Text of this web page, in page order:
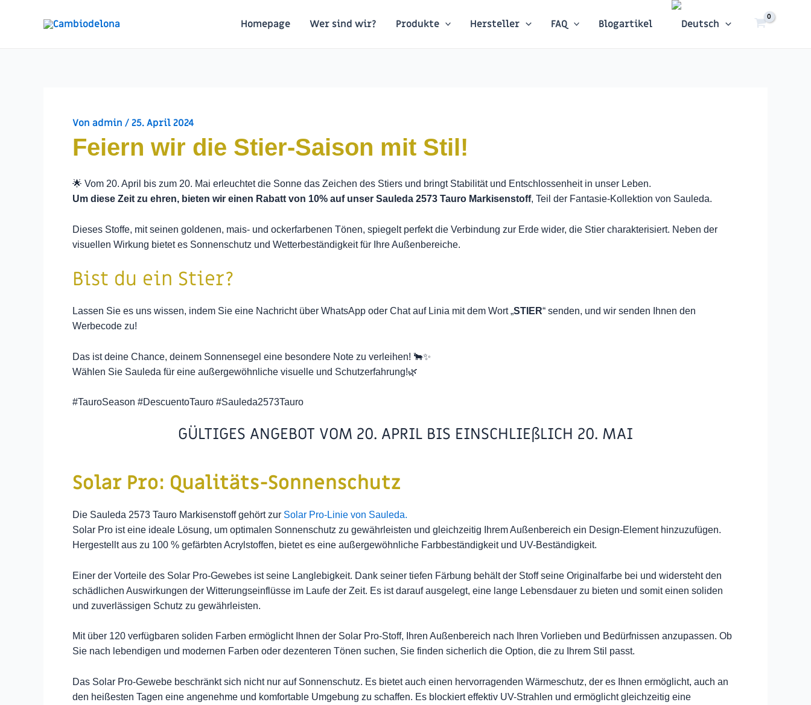
Homepage Wer sind wir? Produkte Hersteller FAQ Blogartikel
Von admin /25. April 2024
Feiern wir die Stier-Saison mit Stil!
🌟 Vom 20. April bis zum 20. Mai erleuchtet die Sonne das Zeichen des Stiers und bringt Stabilität und Entschlossenheit in unser Leben.
Um diese Zeit zu ehren, bieten wir einen Rabatt von 10% auf unser Sauleda 2573 Tauro Markisenstoff, Teil der Fantasie-Kollektion von Sauleda.
Dieses Stoffe, mit seinen goldenen, mais- und ockerfarbenen Tönen, spiegelt perfekt die Verbindung zur Erde wider, die Stier charakterisiert. Neben der
visuellen Wirkung bietet es Sonnenschutz und Wetterbeständigkeit für Ihre Außenbereiche.
Bist du ein Stier?
Lassen Sie es uns wissen, indem Sie eine Nachricht über WhatsApp oder Chat auf Linia mit dem Wort „STIER“ senden, und wir senden Ihnen den
Werbecode zu!
Das ist deine Chance, deinem Sonnensegel eine besondere Note zu verleihen! 🐂✨
Wählen Sie Sauleda für eine außergewöhnliche visuelle und Schutzerfahrung!🌿
#TauroSeason #DescuentoTauro #Sauleda2573Tauro
GÜLTIGES ANGEBOT VOM 20. APRIL BIS EINSCHLIEßLICH 20. MAI
Solar Pro: Qualitäts-Sonnenschutz
Die Sauleda 2573 Tauro Markisenstoff gehört zur Solar Pro-Linie von Sauleda.
Solar Pro ist eine ideale Lösung, um optimalen Sonnenschutz zu gewährleisten und gleichzeitig Ihrem Außenbereich ein Design-Element hinzuzufügen.
Hergestellt aus zu 100 % gefärbten Acrylstoffen, bietet es eine außergewöhnliche Farbbeständigkeit und UV-Beständigkeit.
Einer der Vorteile des Solar Pro-Gewebes ist seine Langlebigkeit. Dank seiner tiefen Färbung behält der Stoff seine Originalfarbe bei und widersteht den
schädlichen Auswirkungen der Witterungseinflüsse im Laufe der Zeit. Es ist darauf ausgelegt, eine lange Lebensdauer zu bieten und somit einen soliden
und zuverlässigen Schutz zu gewährleisten.
Mit über 120 verfügbaren soliden Farben ermöglicht Ihnen der Solar Pro-Stoff, Ihren Außenbereich nach Ihren Vorlieben und Bedürfnissen anzupassen. Ob
Sie nach lebendigen und modernen Farben oder dezenteren Tönen suchen, Sie finden sicherlich die Option, die zu Ihrem Stil passt.
Das Solar Pro-Gewebe beschränkt sich nicht nur auf Sonnenschutz. Es bietet auch einen hervorragenden Wärmeschutz, der es Ihnen ermöglicht, auch an
den heißesten Tagen eine angenehme und komfortable Umgebung zu schaffen. Es blockiert effektiv UV-Strahlen und ermöglicht gleichzeitig eine